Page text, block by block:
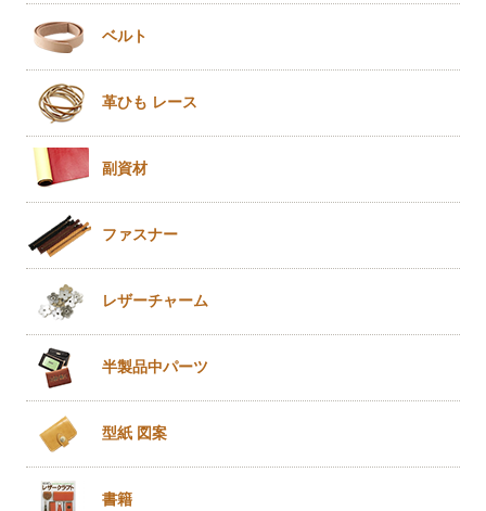
ベルト
革ひも レース
副資材
ファスナー
レザーチャーム
半製品中パーツ
型紙 図案
書籍